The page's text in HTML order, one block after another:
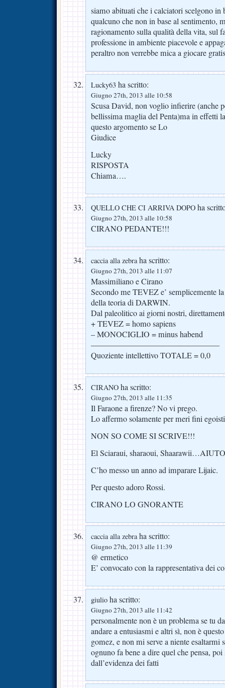
siamo abituati che i calciatori scelgono in
qualcuno che non in base al sentimento,
ragionamento sulla qualità della vita, sul
professione in ambiente piacevole e
peraltro non verrebbe mica a giocare
Lucky63 ha scritto:
Giugno 27th, 2013 alle 10:58
Scusa David, non voglio infierire (anche
bellissima maglia del Penta)ma in effetti
questo argomento se Lo
Giudice
Lucky
RISPOSTA
Chiama….
QUELLO CHE CI ARRIVA DOPO ha
Giugno 27th, 2013 alle 10:58
CIRANO PEDANTE!!!
caccia alla zebraha scritto:
Giugno 27th, 2013 alle 11:07
Massimiliano e Cirano
Secondo me TEVEZ e’ semplicemente
della teoria di DARWIN.
Dal paleolitico ai giorni nostri,
+ TEVEZ = homo sapiens
– MONOCIGLIO = minus habend
————————————————
Quoziente intellettivo TOTALE = 0,0
CIRANO ha scritto:
Giugno 27th, 2013 alle 11:35
Il Faraone a firenze? No vi prego.
Lo affermo solamente per meri fini
NON SO COME SI SCRIVE!!!
El Sciaraui, sharaoui,
C’ho messo un anno ad imparare Lijaic.
Per questo adoro Rossi.
CIRANO LO GNORANTE
caccia alla zebraha scritto:
Giugno 27th, 2013 alle 11:39
@ ermetico
E’ convocato con la rappresentativa
giulio ha scritto:
Giugno 27th, 2013 alle 11:42
personalmente non è un problema se tu
andare a entusiasmi e altri sì, non è
gomez, e non mi serve a niente
ognuno fa bene a dire quel che pensa,
dall’evidenza dei fatti